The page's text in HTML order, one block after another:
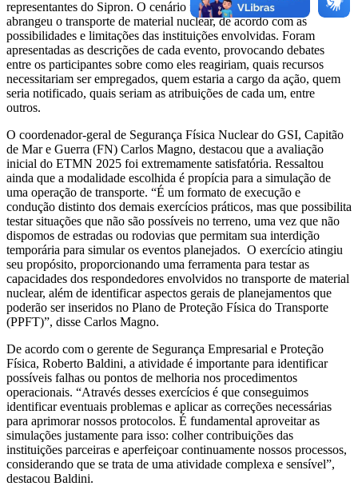
representantes do Sipron. O cenário fictício do ETMN 2025
abrangeu o transporte de material nuclear, de acordo com as
possibilidades e limitações das instituições envolvidas. Foram
apresentadas as descrições de cada evento, provocando debates
entre os participantes sobre como eles reagiriam, quais recursos
necessitariam ser empregados, quem estaria a cargo da ação, quem
seria notificado, quais seriam as atribuições de cada um, entre
outros.
O coordenador-geral de Segurança Física Nuclear do GSI, Capitão
de Mar e Guerra (FN) Carlos Magno, destacou que a avaliação
inicial do ETMN 2025 foi extremamente satisfatória. Ressaltou
ainda que a modalidade escolhida é propícia para a simulação de
uma operação de transporte. “É um formato de execução e
condução distinto dos demais exercícios práticos, mas que possibilita
testar situações que não são possíveis no terreno, uma vez que não
dispomos de estradas ou rodovias que permitam sua interdição
temporária para simular os eventos planejados. O exercício atingiu
seu propósito, proporcionando uma ferramenta para testar as
capacidades dos respondedores envolvidos no transporte de material
nuclear, além de identificar aspectos gerais de planejamentos que
poderão ser inseridos no Plano de Proteção Física do Transporte
(PPFT)”, disse Carlos Magno.
De acordo com o gerente de Segurança Empresarial e Proteção
Física, Roberto Baldini, a atividade é importante para identificar
possíveis falhas ou pontos de melhoria nos procedimentos
operacionais. “Através desses exercícios é que conseguimos
identificar eventuais problemas e aplicar as correções necessárias
para aprimorar nossos protocolos. É fundamental aproveitar as
simulações justamente para isso: colher contribuições das
instituições parceiras e aperfeiçoar continuamente nossos processos,
considerando que se trata de uma atividade complexa e sensível”,
destacou Baldini.